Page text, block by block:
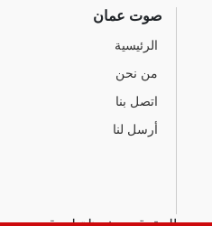
صوت عمان
الرئيسية
من نحن
اتصل بنا
أرسل لنا